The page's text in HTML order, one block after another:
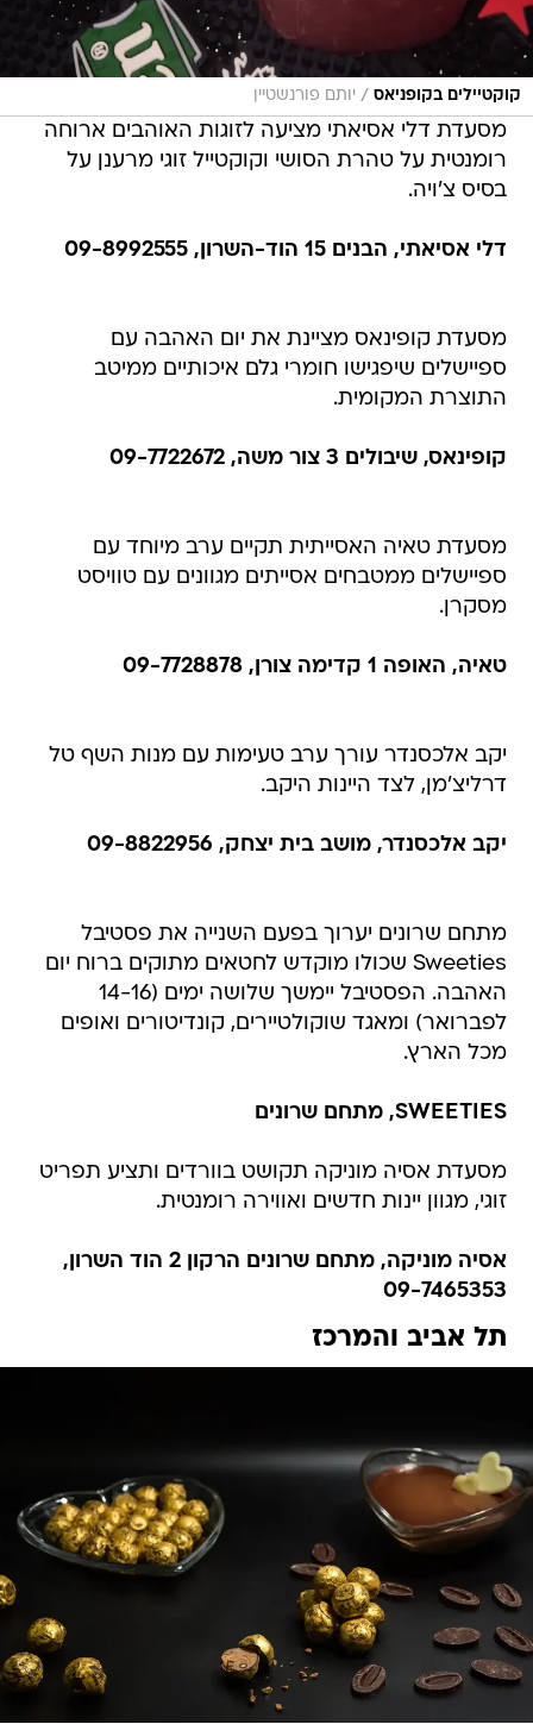
קוקטיילים בקופניאס / יותם פורנשטיין
מסעדת דלי אסיאתי מציעה לזוגות האוהבים ארוחה
רומנטית על טהרת הסושי וקוקטייל זוגי מרענן על
בסיס צ'ויה.
דלי אסיאתי, הבנים 15 הוד-השרון, 09-8992555
מסעדת קופינאס מציינת את יום האהבה עם
ספיישלים שיפגישו חומרי גלם איכותיים ממיטב
התוצרת המקומית.
קופינאס, שיבולים 3 צור משה, 09-7722672
מסעדת טאיה האסייתית תקיים ערב מיוחד עם
ספיישלים ממטבחים אסייתים מגוונים עם טוויסט
מסקרן.
טאיה, האופה 1 קדימה צורן, 09-7728878
יקב אלכסנדר עורך ערב טעימות עם מנות השף טל
דרליצ'מן, לצד היינות היקב.
יקב אלכסנדר, מושב בית יצחק, 09-8822956
מתחם שרונים יערוך בפעם השנייה את פסטיבל
Sweeties שכולו מוקדש לחטאים מתוקים ברוח יום
האהבה. הפסטיבל יימשך שלושה ימים (14-16
לפברואר) ומאגד שוקולטיירים, קונדיטורים ואופים
מכל הארץ.
SWEETIES, מתחם שרונים
מסעדת אסיה מוניקה תקושט בוורדים ותציע תפריט
זוגי, מגוון יינות חדשים ואווירה רומנטית.
אסיה מוניקה, מתחם שרונים הרקון 2 הוד השרון,
09-7465353
תל אביב והמרכז